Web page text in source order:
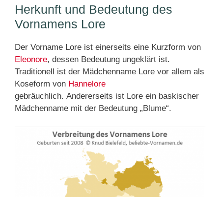
Herkunft und Bedeutung des
Vornamens Lore
Der Vorname Lore ist einerseits eine Kurzform von
Eleonore, dessen Bedeutung ungeklärt ist.
Traditionell ist der Mädchenname Lore vor allem als
Koseform von Hannelore
gebräuchlich. Andererseits ist Lore ein baskischer
Mädchenname mit der Bedeutung „Blume“.